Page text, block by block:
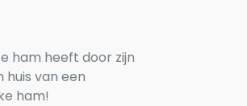
ham heeft door zijn
van een
ham!